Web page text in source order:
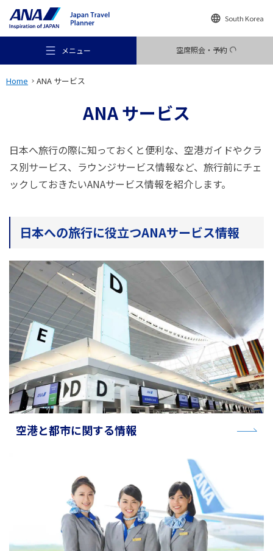
South Korea
メニュー 空席照会・予約
おすすめの旅
旅のアイデア
行き先
旅のお役立ち情報
ANA サービス
閉じる
Home ANA サービス
ANA サービス
日本へ旅行の際に知っておくと便利な、空港ガイドやクラ
ス別サービス、ラウンジサービス情報など、旅行前にチェ
ックしておきたいANAサービス情報を紹介します。
日本への旅行に役立つANAサービス情報
空港と都市に関する情報